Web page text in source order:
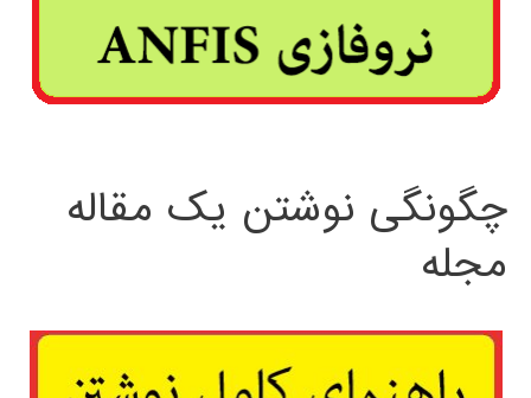
چگونگی نوشتن یک مقاله
مجله